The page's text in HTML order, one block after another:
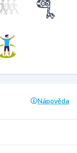
Nápověda